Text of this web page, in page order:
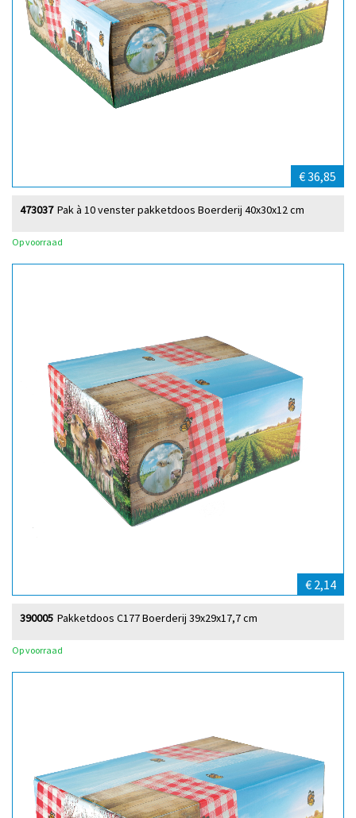
€ 36,85
Pak à 10 venster pakketdoos Boerderij 40x30x12 cm
473037
Op voorraad
€ 2,14
Pakketdoos C177 Boerderij 39x29x17,7 cm
390005
Op voorraad